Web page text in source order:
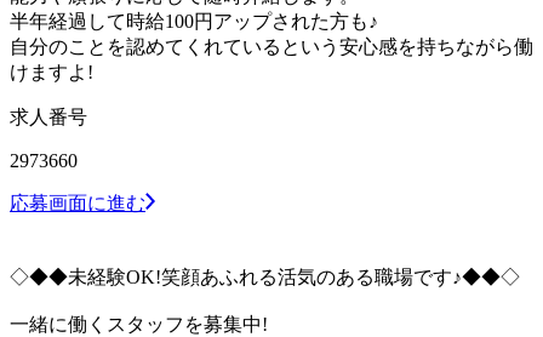
半年経過して時給100円アップされた方も♪
自分のことを認めてくれているという安心感を持ちながら働
けますよ!
求人番号
2973660
応募画面に進む
◇◆◆未経験OK!笑顔あふれる活気のある職場です♪◆◆◇
一緒に働くスタッフを募集中!